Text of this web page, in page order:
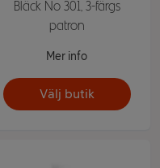
Bläck No 301, 3-färgs
patron
Mer info
Välj butik